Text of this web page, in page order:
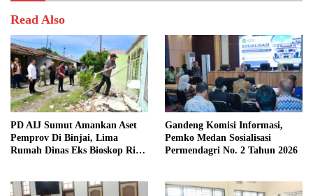
Read Also
PD AIJ Sumut Amankan Aset
Pemprov Di Binjai, Lima
Rumah Dinas Eks Bioskop Ria
Gandeng Komisi Informasi,
Pemko Medan Sosialisasi
Permendagri No. 2 Tahun 2026